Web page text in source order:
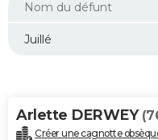
WEEK-END
Alimentation
Guide de la santé
Maladies
Médicaments
Sommeil
VOYAGE
Arlette DERWEY
Créer une cagnotte